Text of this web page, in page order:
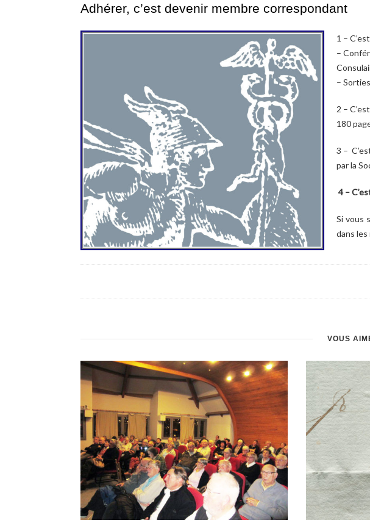
Adhérer, c’est devenir membre correspondant
1 –
–
–
2 –
180
3 –
par la
4 –
Si vous
dans les
VOUS